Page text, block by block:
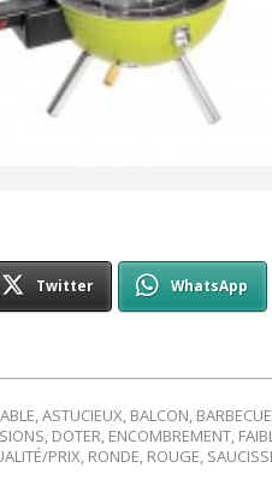
Twitter WhatsApp
,ASTUCIEUX, BALCON,
, DOTER, ENCOMBREMENT,
PRIX, RONDE, ROUGE,